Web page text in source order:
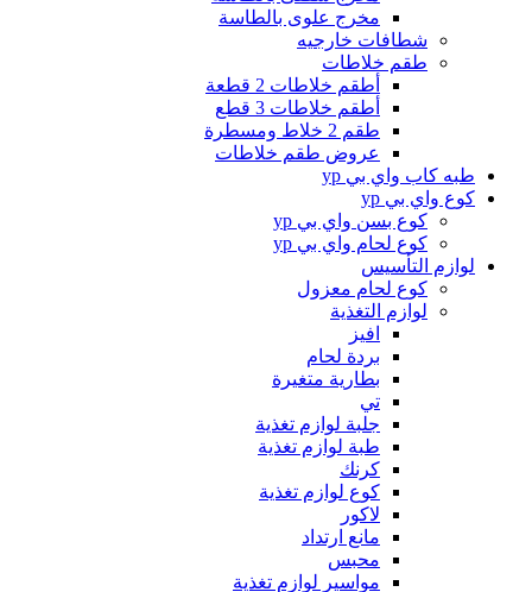
مخرج علوى بالطاسة
شطافات خارجيه
طقم خلاطات
أطقم خلاطات 2 قطعة
أطقم خلاطات 3 قطع
طقم 2 خلاط ومسطرة
عروض طقم خلاطات
طبه كاب واي بي yp
كوع واي بي yp
كوع بسن واي بي yp
كوع لحام واي بي yp
لوازم التأسيس
كوع لحام معزول
لوازم التغذية
افيز
بردة لحام
بطارية متغيرة
تي
جلبة لوازم تغذية
طبة لوازم تغذية
كرنك
كوع لوازم تغذية
لاكور
مانع ارتداد
محبس
مواسير لوازم تغذية